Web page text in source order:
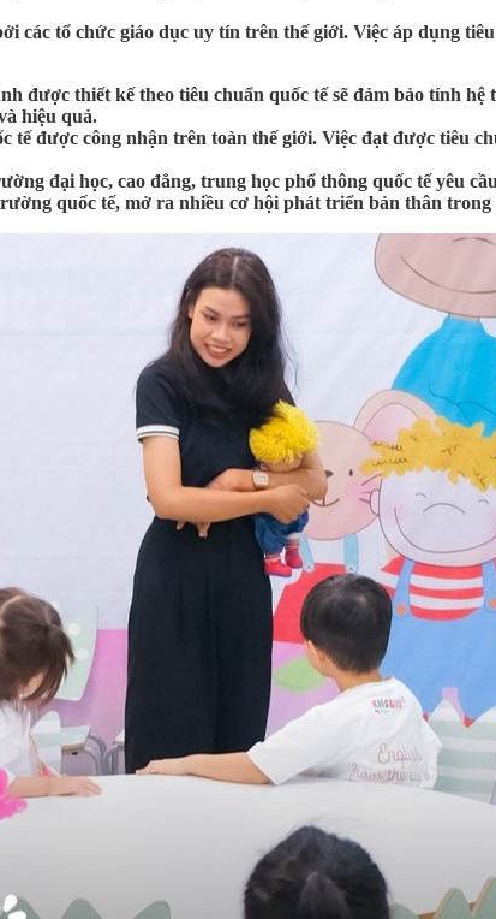
các tổ chức giáo dục uy tín trên thế giới. Việc áp dụng
được thiết kế theo tiêu chuẩn quốc tế sẽ đảm bảo tính
hiệu quả.
tế được công nhận trên toàn thế giới. Việc đạt được tiêu
đại học, cao đẳng, trung học phổ thông quốc tế yêu
quốc tế, mở ra nhiều cơ hội phát triển bản thân